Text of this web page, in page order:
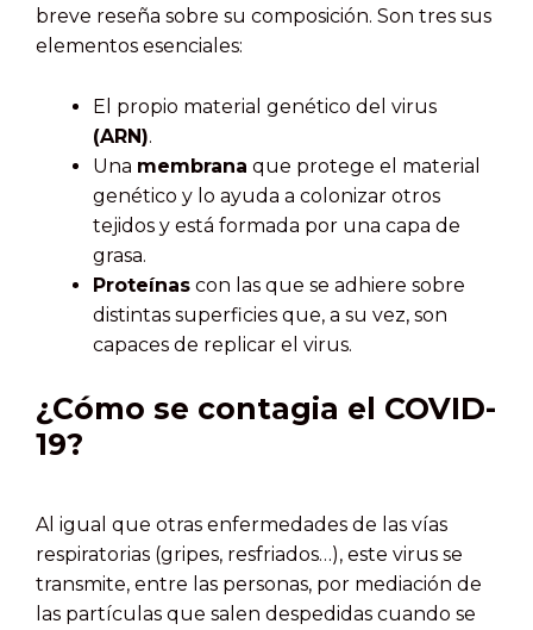
breve reseña sobre su composición. Son tres sus
elementos esenciales:
El propio material genético del virus
(ARN).
Una membrana que protege el material
genético y lo ayuda a colonizar otros
tejidos y está formada por una capa de
grasa.
Proteínas con las que se adhiere sobre
distintas superficies que, a su vez, son
capaces de replicar el virus.
¿Cómo se contagia el COVID-
19?
Al igual que otras enfermedades de las vías
respiratorias (gripes, resfriados…), este virus se
transmite, entre las personas, por mediación de
las partículas que salen despedidas cuando se